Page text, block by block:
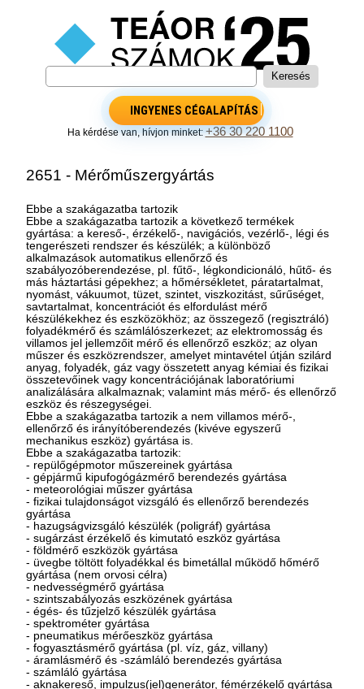
INGYENES CÉGALAPÍTÁS
Ha kérdése van, hívjon minket:+36 30 220 1100
2651 - Mérőműszergyártás
Ebbe a szakágazatba tartozik
Ebbe a szakágazatba tartozik a következő termékek
gyártása: a kereső-, érzékelő-, navigációs, vezérlő-, légi és
tengerészeti rendszer és készülék; a különböző
alkalmazások automatikus ellenőrző és
szabályozóberendezése, pl. fűtő-, légkondicionáló, hűtő- és
más háztartási gépekhez; a hőmérsékletet, páratartalmat,
nyomást, vákuumot, tüzet, szintet, viszkozitást, sűrűséget,
savtartalmat, koncentrációt és elfordulást mérő
készülékekhez és eszközökhöz; az összegező (regisztráló)
folyadékmérő és számlálószerkezet; az elektromosság és
villamos jel jellemzőit mérő és ellenőrző eszköz; az olyan
műszer és eszközrendszer, amelyet mintavétel útján szilárd
anyag, folyadék, gáz vagy összetett anyag kémiai és fizikai
összetevőinek vagy koncentrációjának laboratóriumi
analizálására alkalmaznak; valamint más mérő- és ellenőrző
eszköz és részegységei.
Ebbe a szakágazatba tartozik a nem villamos mérő-,
ellenőrző és irányítóberendezés (kivéve egyszerű
mechanikus eszköz) gyártása is.
Ebbe a szakágazatba tartozik:
- repülőgépmotor műszereinek gyártása
- gépjármű kipufogógázmérő berendezés gyártása
- meteorológiai műszer gyártása
- fizikai tulajdonságot vizsgáló és ellenőrző berendezés
gyártása
- hazugságvizsgáló készülék (poligráf) gyártása
- sugárzást érzékelő és kimutató eszköz gyártása
- földmérő eszközök gyártása
- üvegbe töltött folyadékkal és bimetállal működő hőmérő
gyártása (nem orvosi célra)
- nedvességmérő gyártása
- szintszabályozás eszközének gyártása
- égés- és tűzjelző készülék gyártása
- spektrométer gyártása
- pneumatikus mérőeszköz gyártása
- fogyasztásmérő gyártása (pl. víz, gáz, villany)
- áramlásmérő és -számláló berendezés gyártása
- számláló gyártása
- aknakereső, impulzus(jel)generátor, fémérzékelő gyártása